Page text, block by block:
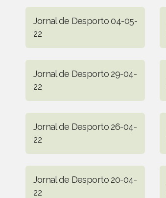
Jornal de Desporto 04-05-
22
Jornal de Desporto 29-04-
22
Jornal de Desporto 26-04-
22
Jornal de Desporto 20-04-
22